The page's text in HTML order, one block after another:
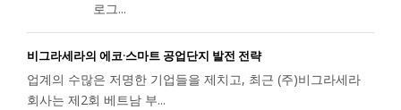
로그...
비그라세라의 에코·스마트 공업단지 발전 전략
업계의 수많은 저명한 기업들을 제치고, 최근 (주)비그라세라
회사는 제2회 베트남 부...